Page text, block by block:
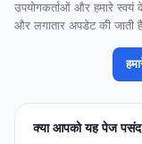
उपयोगकर्ताओं और हमारे स्वयं
और लगातार अपडेट की जाती
क्या आपको यह पेज